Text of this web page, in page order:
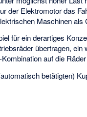
der Elektromotor das
Maschinen als
für ein derartiges
übertragen, ein
auf die
betätigten)